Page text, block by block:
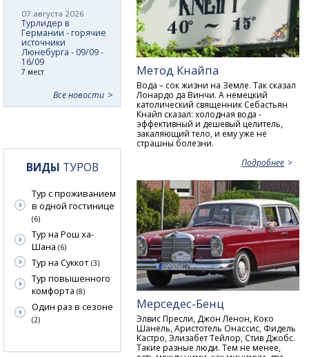
Метод Кнайпа
Вода – сок жизни на Земле. Так сказал
Лонардо да Винчи. А немецкий
католический священник Себастьян
Кнайп сказал: холодная вода -
эффективный и дешевый целитель,
закаляющий тело, и ему уже не
страшны болезни.
Подробнее
Мерседес-Бенц
Элвис Пресли, Джон Ленон, Коко
Шанель, Аристотель Онассис, Фидель
Кастро, Элизабет Тейлор, Стив Джобс.
Такие разные люди. Тем не менее,
07 августа 2026
Турлидер в
Германии - горячие
источники
Люнебурга - 09/09 -
16/09
7 мест
Все новости
ВИДЫ ТУРОВ
Тур с проживанием
в одной гостинице
(6)
Тур на Рош ха-
Шана (6)
Тур на Суккот (3)
Тур повышенного
комфорта (8)
Один раз в сезоне
(2)